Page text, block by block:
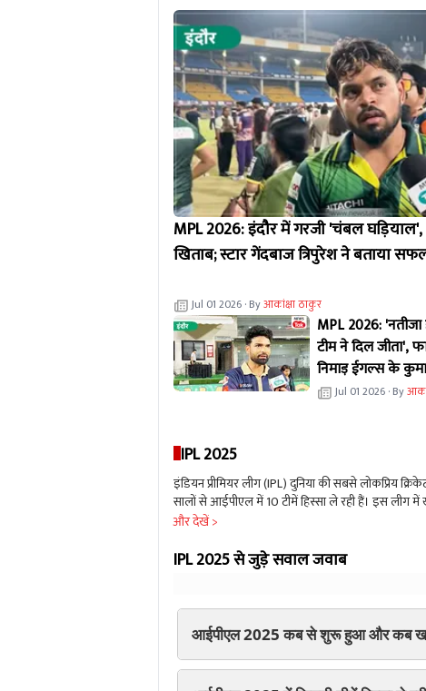
MPL 2026: इंदौर में गरजी 'चंबल
खिताब; स्टार गेंदबाज त्रिपुरेश ने बताया
Jul 01 2026 · Byआकांक्षा ठाकुर
MPL 2026:
टीम ने दिल जीता',
निमाड़ ईगल्स के
बयानJul 01 2026 · By
IPL 2025
इंडियन प्रीमियर लीग (IPL) दुनिया की सबसे लोकप्रिय
सालों से आईपीएल में 10 टीमें हिस्सा ले रही हैं। इस
ही इस लीग से जुडी रही हैं। साल 2024 की तुलना में जब
टीमों में केवल खिलाड़ियों में बदलाव नहीं हुए, बल्कि 5 टीमों
और देखें >
IPL 2025 से जुड़े सवाल जवाब
आईपीएल 2025 कब से शुरू हुआ और कब